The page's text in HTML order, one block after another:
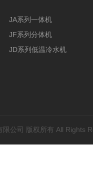
JA系列一体机
JF系列分体机
JD系列低温冷水机
公司 版权所有 All Rights